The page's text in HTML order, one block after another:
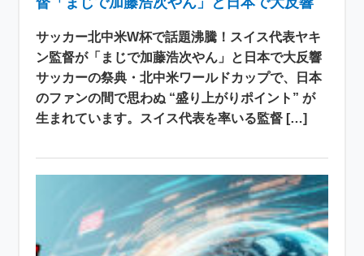
サッカー北中米W杯で話題沸騰！スイス代表ヤキ
ン監督が「まじで加藤浩次やん」と日本で大反響
サッカーの祭典・北中米ワールドカップで、日本
のファンの間で思わぬ “盛り上がりポイント” が
生まれています。スイス代表を率いる監督 […]